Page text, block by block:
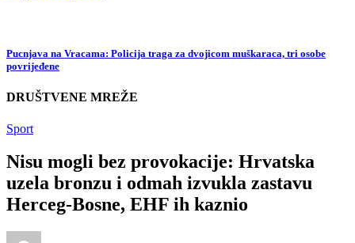
Pucnjava na Vracama: Policija traga za dvojicom muškaraca, tri osobe
povrijeđene
DRUŠTVENE MREŽE
Sport
Nisu mogli bez provokacije: Hrvatska
uzela bronzu i odmah izvukla zastavu
Herceg-Bosne, EHF ih kaznio